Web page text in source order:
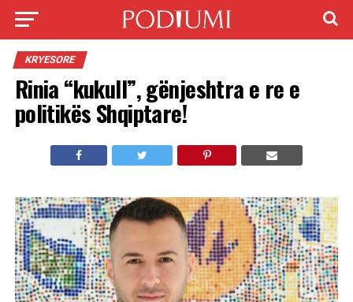
KRYESORE
Rinia “kukull”, gënjeshtra e re e
politikës Shqiptare!